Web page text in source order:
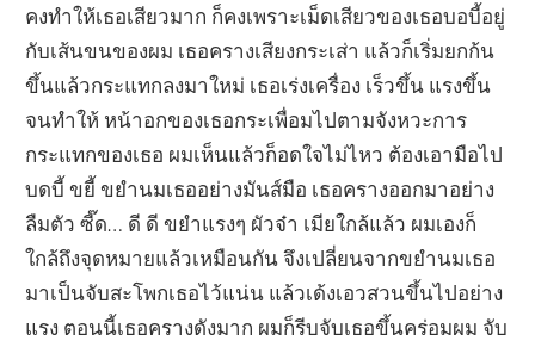
คงทำให้เธอเสียวมาก ก็คงเพราะเม็ดเสียวของเธอบอบี้อยู่
กับเส้นขนของผม เธอครางเสียงกระเส่า แล้วก็เริ่มยกก้น
ขึ้นแล้วกระแทกลงมาใหม่ เธอเร่งเครื่อง เร็วขึ้น แรงขึ้น
จนทำให้ หน้าอกของเธอกระเพื่อมไปตามจังหวะการ
กระแทกของเธอ ผมเห็นแล้วก็อดใจไม่ไหว ต้องเอามือไป
บดบี้ ขยี้ ขยำนมเธออย่างมันส์มือ เธอครางออกมาอย่าง
ลืมตัว ซี๊ด… ดี ดี ขยำแรงๆ ผัวจ๋า เมียใกล้แล้ว ผมเองก็
ใกล้ถึงจุดหมายแล้วเหมือนกัน จึงเปลี่ยนจากขยำนมเธอ
มาเป็นจับสะโพกเธอไว้แน่น แล้วเด้งเอวสวนขึ้นไปอย่าง
แรง ตอนนี้เธอครางดังมาก ผมก็รีบจับเธอขึ้นคร่อมผม จับ